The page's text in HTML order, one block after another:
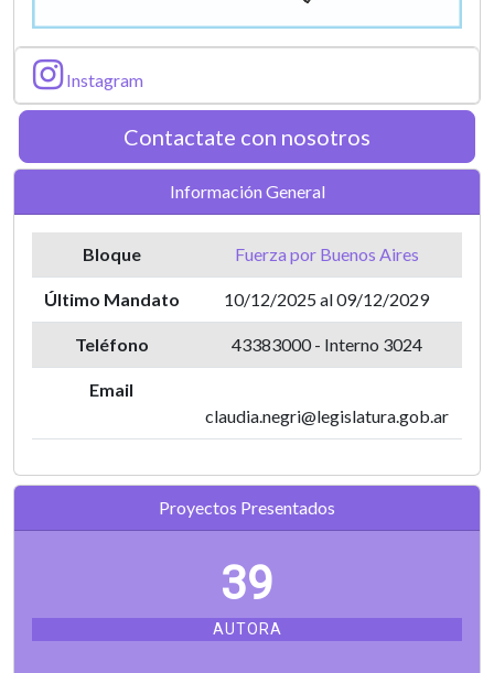
Instagram
Contactate con nosotros
Información General
Bloque Fuerza por Buenos Aires
Último Mandato 10/12/2025 al 09/12/2029
Teléfono 43383000 - Interno 3024
Email
claudia.negri@legislatura.gob.ar
Proyectos Presentados
39
AUTORA